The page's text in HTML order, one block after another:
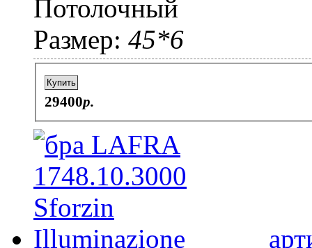
Потолочный
Размер: 45*6
Купить
29400p.